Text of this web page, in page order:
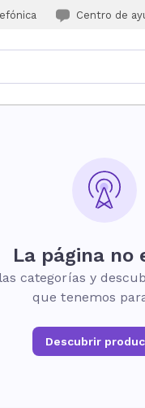
Centro de
La página no
categorías y
que tenemos
Descubrir